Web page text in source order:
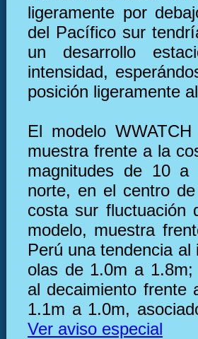
ligeramente por
del Pacífico sur
un desarrollo
intensidad,
posición ligeramente
El modelo
muestra frente a la
magnitudes de 10
norte, en el centro
costa sur fluctuación
modelo, muestra
Perú una tendencia
olas de 1.0m a
al decaimiento frente
1.1m a 1.0m,
Ver aviso especial